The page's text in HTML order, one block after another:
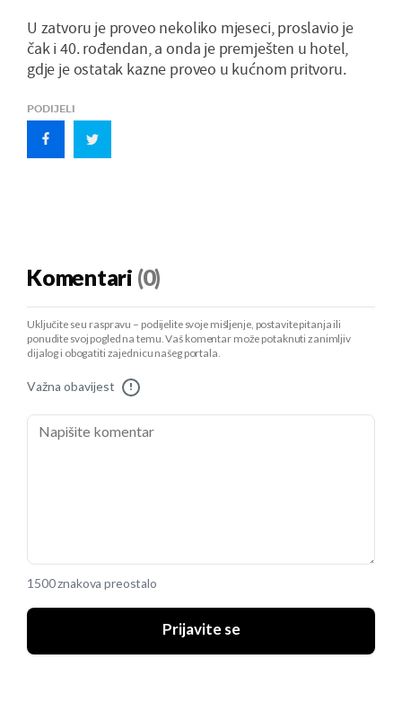
U zatvoru je proveo nekoliko mjeseci, proslavio je
čak i 40. rođendan, a onda je premješten u hotel,
gdje je ostatak kazne proveo u kućnom pritvoru.
PODIJELI
Komentari (0)
Uključite se u raspravu – podijelite svoje mišljenje, postavite pitanja ili
ponudite svoj pogled na temu. Vaš komentar može potaknuti zanimljiv
dijalog i obogatiti zajednicu našeg portala.
Važna obavijest !
1500 znakova preostalo
Prijavite se